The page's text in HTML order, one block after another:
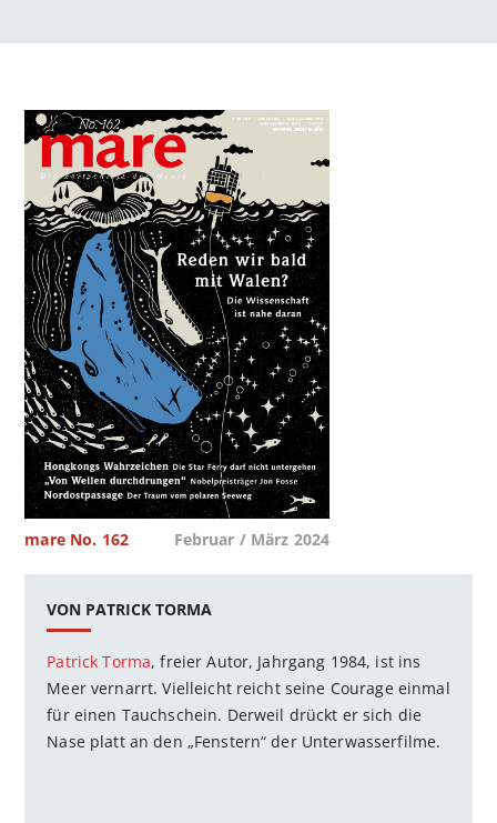
mare No. 162 Februar / März 2024
VON PATRICK TORMA
Patrick Torma, freier Autor, Jahrgang 1984, ist ins
Meer vernarrt. Vielleicht reicht seine Courage einmal
für einen Tauchschein. Derweil drückt er sich die
Nase platt an den „Fenstern“ der Unterwasserfilme.